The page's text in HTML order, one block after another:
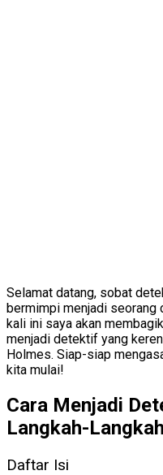
Selamat datang, sobat
bermimpi menjadi
kali ini saya akan
menjadi detektif yang
Holmes. Siap-siap
kita mulai!
Cara Menjadi
Langkah-
Daftar Isi